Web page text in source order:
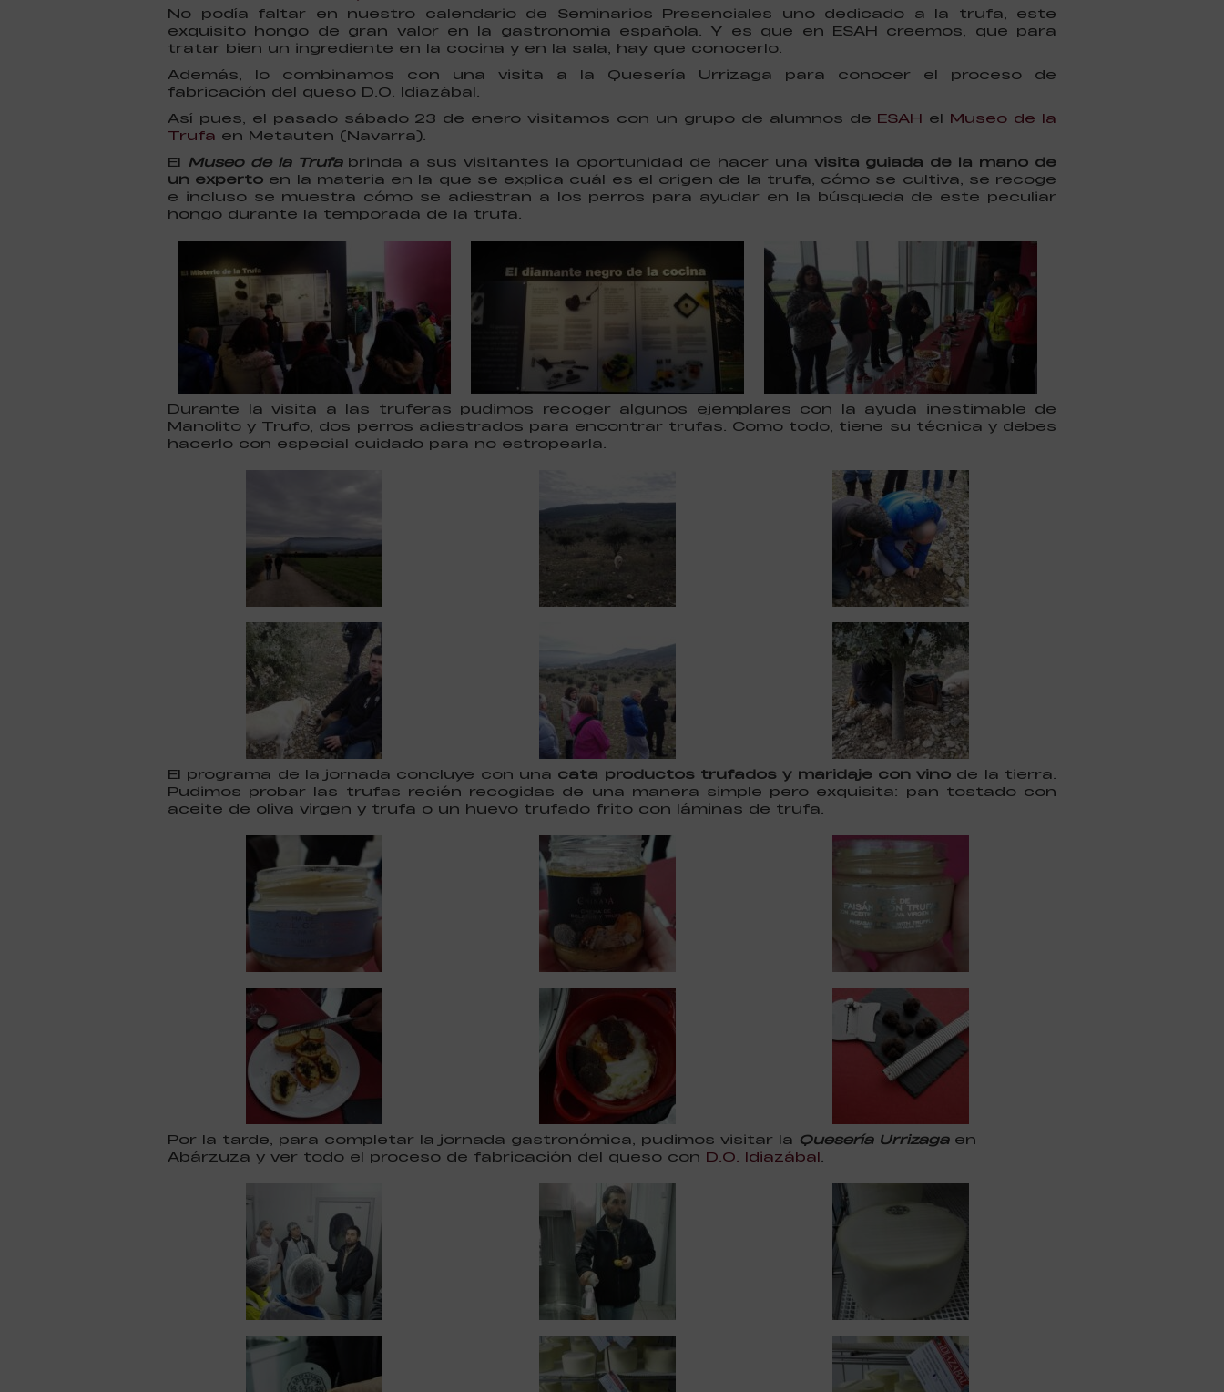
No podía faltar en nuestro calendario de Seminarios Presenciales uno dedicado a la trufa, este
exquisito hongo de gran valor en la gastronomía española. Y es que en ESAH creemos, que para
tratar bien un ingrediente en la cocina y en la sala, hay que conocerlo.
Además, lo combinamos con una visita a la Quesería Urrizaga para conocer el proceso de
fabricación del queso D.O. Idiazábal.
Así pues, el pasado sábado 23 de enero visitamos con un grupo de alumnos de ESAH el Museo de la
Trufa en Metauten (Navarra).
El Museo de la Trufabrinda a sus visitantes la oportunidad de hacer una visita guiada de la mano de
un experto en la materia en la que se explica cuál es el origen de la trufa, cómo se cultiva, se recoge
e incluso se muestra cómo se adiestran a los perros para ayudar en la búsqueda de este peculiar
hongo durante la temporada de la trufa.
Durante la visita a las truferas pudimos recoger algunos ejemplares con la ayuda inestimable de
Manolito y Trufo, dos perros adiestrados para encontrar trufas. Como todo, tiene su técnica y debes
hacerlo con especial cuidado para no estropearla.
El programa de la jornada concluye con una cata productos trufados y maridaje con vino de la tierra.
Pudimos probar las trufas recién recogidas de una manera simple pero exquisita: pan tostado con
aceite de oliva virgen y trufa o un huevo trufado frito con láminas de trufa.
Por la tarde, para completar la jornada gastronómica, pudimos visitar la Quesería Urrizagaen
Abárzuza y ver todo el proceso de fabricación del queso con D.O. Idiazábal.